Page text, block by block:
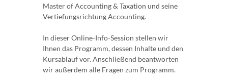
Master of Accounting & Taxation und seine
Vertiefungsrichtung Accounting.
In dieser Online-Info-Session stellen wir
Ihnen das Programm, dessen Inhalte und den
Kursablauf vor. Anschließend beantworten
wir außerdem alle Fragen zum Programm.